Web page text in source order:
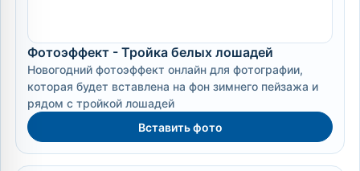
Фотоэффект - Тройка белых лошадей
Новогодний фотоэффект онлайн для фотографии,
которая будет вставлена на фон зимнего пейзажа и
рядом с тройкой лошадей
Вставить фото